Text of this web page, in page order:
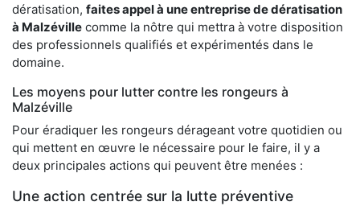
dératisation, faites appel à une entreprise de dératisation
à Malzéville comme la nôtre qui mettra à votre disposition
des professionnels qualifiés et expérimentés dans le
domaine.
Les moyens pour lutter contre les rongeurs à
Malzéville
Pour éradiquer les rongeurs dérageant votre quotidien ou
qui mettent en œuvre le nécessaire pour le faire, il y a
deux principales actions qui peuvent être menées :
Une action centrée sur la lutte préventive